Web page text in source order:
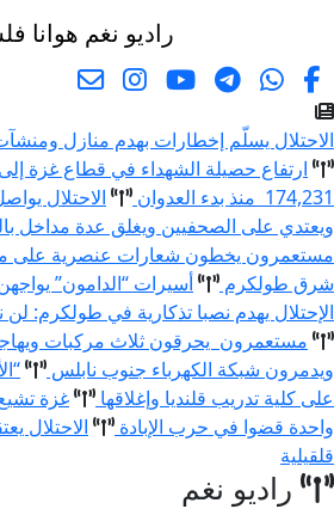
راديو نغم هوانا
الاحتلال يسلّم إخطارات بهدم منازل
174,231 منذ بدء العدوان
الاحتلال
ويعتدي على الصحفيين ويغلق عدة مداخل
مستعمرون يخطون شعارات عنصرية على
شرق طولكرم
أسيرات “الدامون”
الإحتلال يهدم نصبا تذكارية في طولكرم: لن
مستعمرون يحرقون ثلاث مركبات
ويدمرون شبكة الكهرباء جنوب نابلس
على كلية تدريب قلنديا وإغلاقها
واحدة قضوا في حرب الإبادة
الاحتلال
قلقيلية
راديو نغم